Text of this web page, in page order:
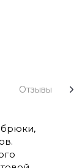
Отзывы